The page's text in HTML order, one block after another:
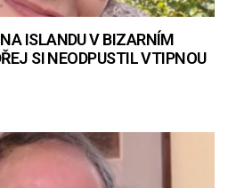
ISLANDU V BIZARNÍM
SI NEODPUSTIL VTIPNOU